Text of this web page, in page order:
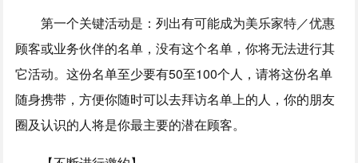
第一个关键活动是：列出有可能成为美乐家特／优惠
顾客或业务伙伴的名单，没有这个名单，你将无法进行其
它活动。这份名单至少要有50至100个人，请将这份名单
随身携带，方便你随时可以去拜访名单上的人，你的朋友
圈及认识的人将是你最主要的潜在顾客。